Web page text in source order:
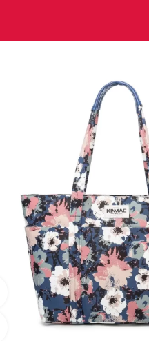
Urmăriți videoclipul
Click pentru a mări